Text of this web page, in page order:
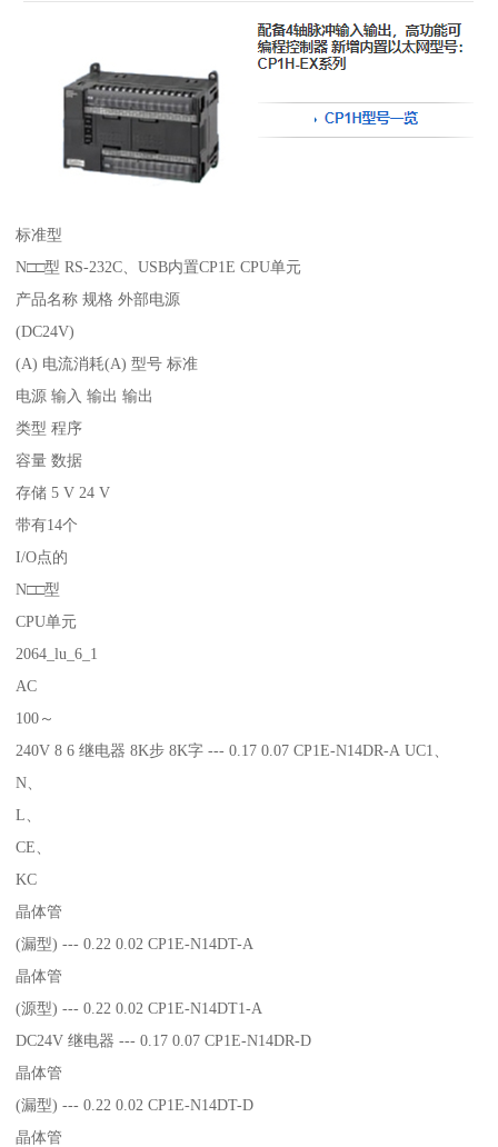
标准型
N□□型 RS-232C、USB内置CP1E CPU单元
产品名称 规格 外部电源
(DC24V)
(A) 电流消耗(A) 型号 标准
电源 输入 输出 输出
类型 程序
容量 数据
存储 5 V 24 V
带有14个
I/O点的
N□□型
CPU单元
2064_lu_6_1
AC
100～
240V 8 6 继电器 8K步 8K字 --- 0.17 0.07 CP1E-N14DR-A UC1、
N、
L、
CE、
KC
晶体管
(漏型) --- 0.22 0.02 CP1E-N14DT-A
晶体管
(源型) --- 0.22 0.02 CP1E-N14DT1-A
DC24V 继电器 --- 0.17 0.07 CP1E-N14DR-D
晶体管
(漏型) --- 0.22 0.02 CP1E-N14DT-D
晶体管